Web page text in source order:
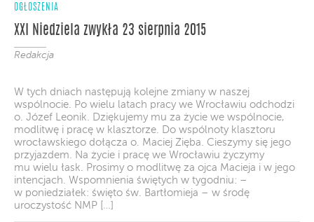
OGŁOSZENIA
XXI Niedziela zwykła 23 sierpnia 2015
Redakcja
W tych dniach następują kolejne zmiany w naszej
wspólnocie. Po wielu latach pracy we Wrocławiu odchodzi
o. Józef Leonik. Dziękujemy mu za życie we wspólnocie,
modlitwę i pracę w klasztorze. Do wspólnoty klasztoru
wrocławskiego dołącza o. Maciej Zięba. Cieszymy się jego
przyjazdem. Na życie i pracę we Wrocławiu życzymy
mu wielu łask. Prosimy o modlitwę za ojca Macieja i w jego
intencjach. Wspomnienia świętych w tygodniu: –
w poniedziałek: święto św. Bartłomieja – w środę
uroczystość NMP […]